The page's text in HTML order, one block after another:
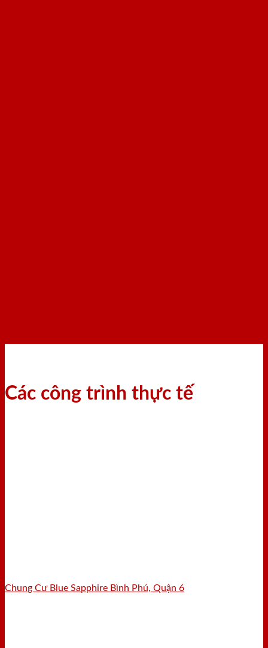
Các công trình thực tế
Chung Cư Blue Sapphire Bình Phú, Quận 6